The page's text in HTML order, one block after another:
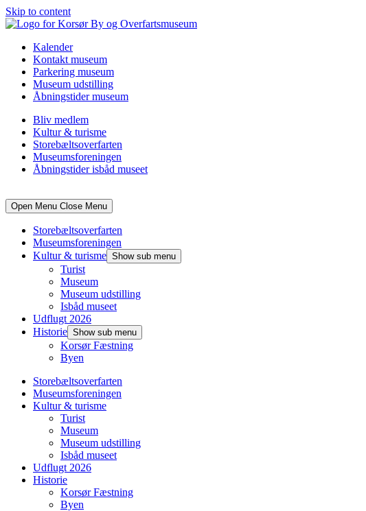
Skip to content
Kalender
Kontakt museum
Parkering museum
Museum udstilling
Åbningstider museum
Bliv medlem
Kultur & turisme
Storebæltsoverfarten
Museumsforeningen
Åbningstider isbåd museet
Open Menu Close Menu
Storebæltsoverfarten
Museumsforeningen
Kultur & turisme Show sub menu
Turist
Museum
Museum udstilling
Isbåd museet
Udflugt 2026
Historie Show sub menu
Korsør Fæstning
Byen
Storebæltsoverfarten
Museumsforeningen
Kultur & turisme
Turist
Museum
Museum udstilling
Isbåd museet
Udflugt 2026
Historie
Korsør Fæstning
Byen